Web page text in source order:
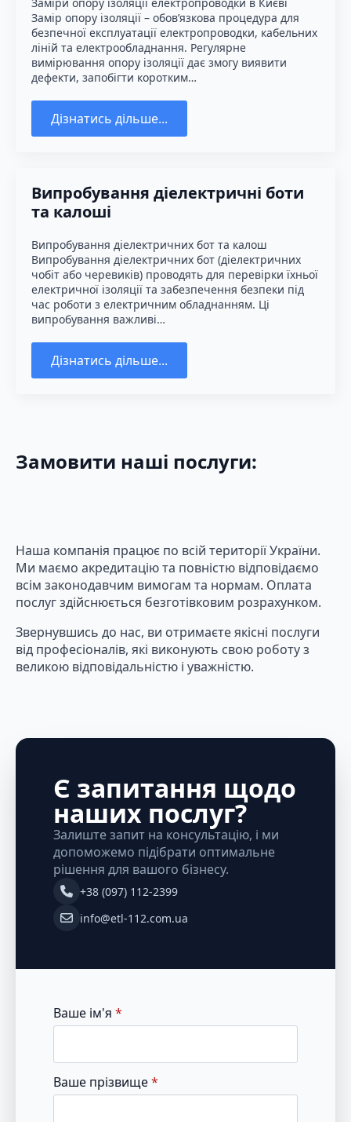
Замір опору ізоляції – обов’язкова процедура для
безпечної експлуатації електропроводки, кабельних
ліній та електрообладнання. Регулярне
вимірювання опору ізоляції дає змогу виявити
дефекти, запобігти коротким…
Дізнатись дільше...
Випробування діелектричні боти
та калоші
Випробування діелектричних бот та калош
Випробування діелектричних бот (діелектричних
чобіт або черевиків) проводять для перевірки їхньої
електричної ізоляції та забезпечення безпеки під
час роботи з електричним обладнанням. Ці
випробування важливі…
Дізнатись дільше...
Замовити наші послуги:
Наша компанія працює по всій території України.
Ми маємо акредитацію та повністю відповідаємо
всім законодавчим вимогам та нормам. Оплата
послуг здійснюється безготівковим розрахунком.
Звернувшись до нас, ви отримаєте якісні послуги
від професіоналів, які виконують свою роботу з
великою відповідальністю і уважністю.
Є запитання щодо
наших послуг?
Залиште запит на консультацію, і ми
допоможемо підібрати оптимальне
рішення для вашого бізнесу.
+38 (097) 112-2399
info@etl-112.com.ua
Ваше ім'я *
Ваше прізвище*